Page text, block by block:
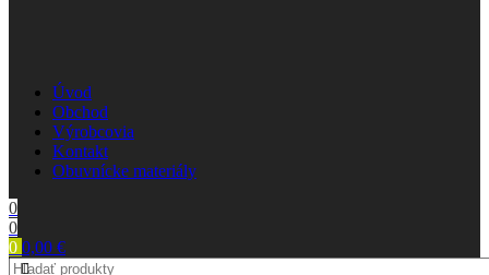
Úvod
Obchod
Výrobcovia
Kontakt
Obuvnícke materiály
0
0
0 0,00 €